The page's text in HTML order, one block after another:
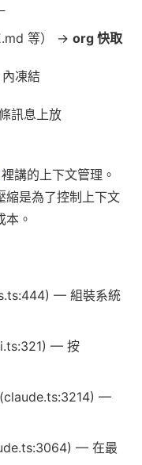
等） → org 快取
凍結
訊息上放
裡講的上下文管理。
是為了控制上下文
。
— 組裝系統
— 按
(claude.ts:3214) —
— 在最